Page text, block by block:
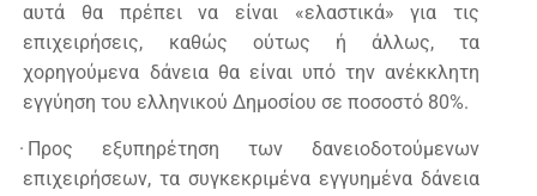
αυτά θα πρέπει να είναι «ελαστικά» για τις
επιχειρήσεις, καθώς ούτως ή άλλως, τα
χορηγούμενα δάνεια θα είναι υπό την ανέκκλητη
εγγύηση του ελληνικού Δημοσίου σε ποσοστό 80%.
· Προς εξυπηρέτηση των δανειοδοτούμενων
επιχειρήσεων, τα συγκεκριμένα εγγυημένα δάνεια